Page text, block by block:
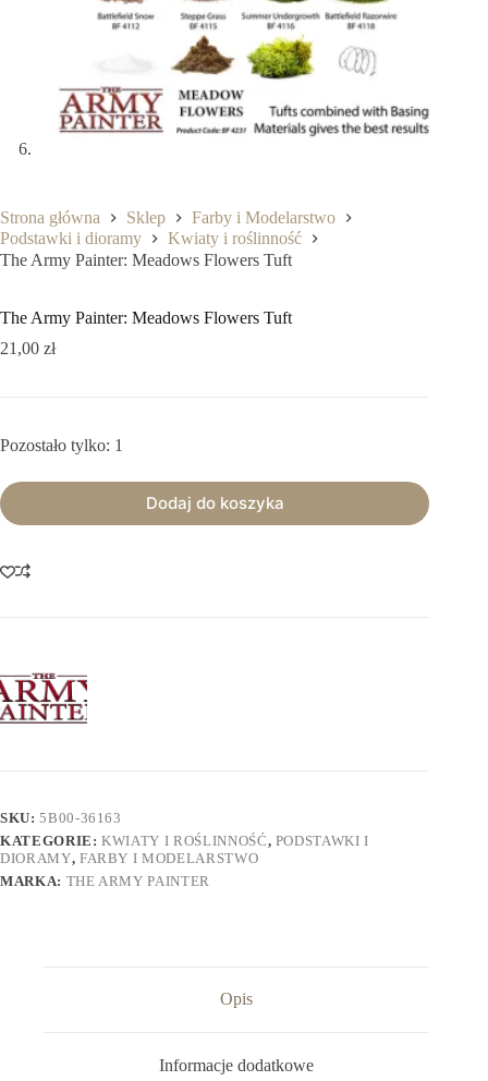
Strona główna Sklep
Farby i Modelarstwo
Podstawki i dioramy
Kwiaty i roślinność
The Army Painter: Meadows Flowers Tuft
The Army Painter: Meadows Flowers Tuft
21,00 zł
Pozostało tylko: 1
Dodaj do koszyka
SKU:5B00-36163
KATEGORIE:KWIATY I ROŚLINNOŚĆ, PODSTAWKI I
DIORAMY, FARBY I MODELARSTWO
MARKA: THE ARMY PAINTER
Opis
Informacje dodatkowe